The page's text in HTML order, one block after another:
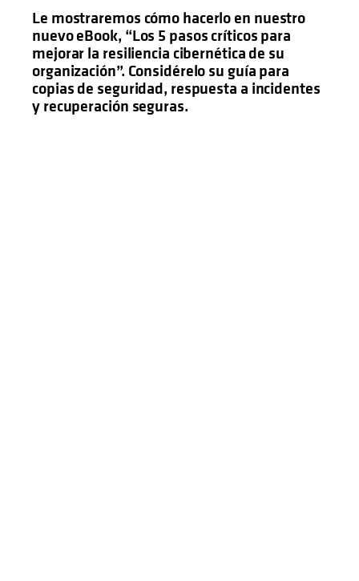
Le mostraremos cómo hacerlo en nuestro
nuevo eBook, “Los 5 pasos críticos para
mejorar la resiliencia cibernética de su
organización”. Considérelo su guía para
copias de seguridad, respuesta a incidentes
y recuperación seguras.